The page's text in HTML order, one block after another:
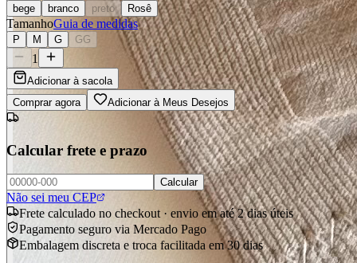
bege branco preto Rosê
TamanhoGuia de medidas
P M G GG
1
Adicionar à sacola
Comprar agora
Adicionar à Meus Desejos
Calcular frete e prazo
Calcular
Não sei meu CEP
Frete calculado no checkout · envio em até 2 dias úteis
Pagamento seguro via Mercado Pago
Embalagem discreta e troca facilitada em 30 dias